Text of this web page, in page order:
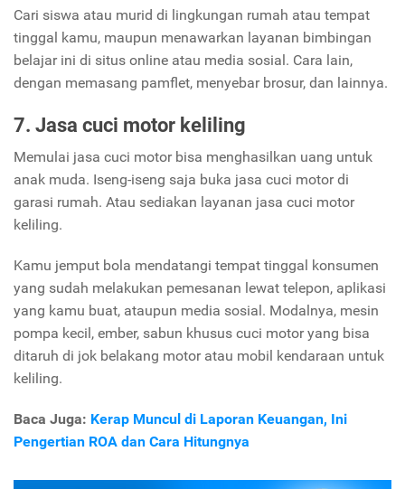
Cari siswa atau murid di lingkungan rumah atau tempat
tinggal kamu, maupun menawarkan layanan bimbingan
belajar ini di situs online atau media sosial. Cara lain,
dengan memasang pamflet, menyebar brosur, dan lainnya.
7. Jasa cuci motor keliling
Memulai jasa cuci motor bisa menghasilkan uang untuk
anak muda. Iseng-iseng saja buka jasa cuci motor di
garasi rumah. Atau sediakan layanan jasa cuci motor
keliling.
Kamu jemput bola mendatangi tempat tinggal konsumen
yang sudah melakukan pemesanan lewat telepon, aplikasi
yang kamu buat, ataupun media sosial. Modalnya, mesin
pompa kecil, ember, sabun khusus cuci motor yang bisa
ditaruh di jok belakang motor atau mobil kendaraan untuk
keliling.
Baca Juga: Kerap Muncul di Laporan Keuangan, Ini
Pengertian ROA dan Cara Hitungnya